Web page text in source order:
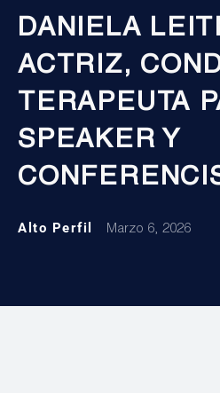
DANIELA
ACTRIZ,
TERAPEUTA
SPEAKER Y
Alto Perfil Marzo 6, 2026